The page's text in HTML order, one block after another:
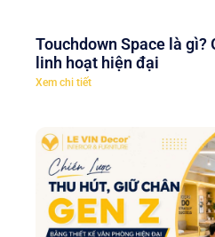
Touchdown Space là gì?
linh hoạt hiện đại
Xem chi tiết